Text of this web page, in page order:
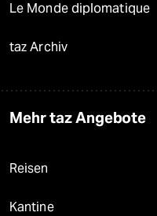
Le Monde diplomatique
taz Archiv
Mehr taz Angebote
Reisen
Kantine